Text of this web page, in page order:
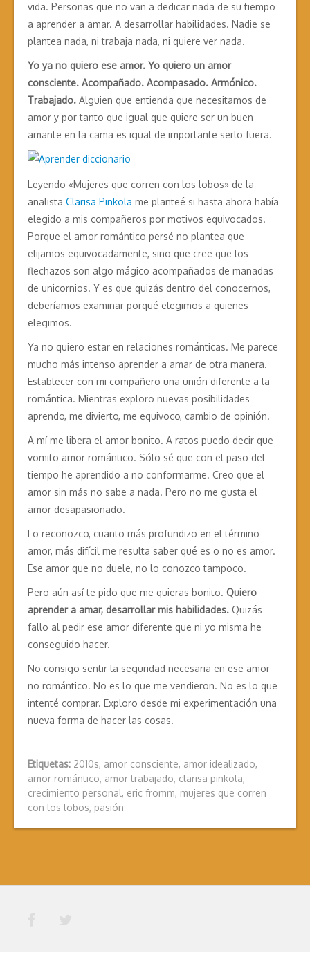
vida. Personas que no van a dedicar nada de su tiempo
a aprender a amar. A desarrollar habilidades. Nadie se
plantea nada, ni trabaja nada, ni quiere ver nada.
Yo ya no quiero ese amor. Yo quiero un amor
consciente. Acompañado. Acompasado. Armónico.
Trabajado. Alguien que entienda que necesitamos de
amor y por tanto que igual que quiere ser un buen
amante en la cama es igual de importante serlo fuera.
Leyendo «Mujeres que corren con los lobos» de la
analista Clarisa Pinkola me planteé si hasta ahora había
elegido a mis compañeros por motivos equivocados.
Porque el amor romántico persé no plantea que
elijamos equivocadamente, sino que cree que los
flechazos son algo mágico acompañados de manadas
de unicornios. Y es que quizás dentro del conocernos,
deberíamos examinar porqué elegimos a quienes
elegimos.
Ya no quiero estar en relaciones románticas. Me parece
mucho más intenso aprender a amar de otra manera.
Establecer con mi compañero una unión diferente a la
romántica. Mientras exploro nuevas posibilidades
aprendo, me divierto, me equivoco, cambio de opinión.
A mí me libera el amor bonito. A ratos puedo decir que
vomito amor romántico. Sólo sé que con el paso del
tiempo he aprendido a no conformarme. Creo que el
amor sin más no sabe a nada. Pero no me gusta el
amor desapasionado.
Lo reconozco, cuanto más profundizo en el término
amor, más difícil me resulta saber qué es o no es amor.
Ese amor que no duele, no lo conozco tampoco.
Pero aún así te pido que me quieras bonito. Quiero
aprender a amar, desarrollar mis habilidades. Quizás
fallo al pedir ese amor diferente que ni yo misma he
conseguido hacer.
No consigo sentir la seguridad necesaria en ese amor
no romántico. No es lo que me vendieron. No es lo que
intenté comprar. Exploro desde mi experimentación una
nueva forma de hacer las cosas.
Etiquetas: 2010s, amor consciente, amor idealizado,
amor romántico, amor trabajado, clarisa pinkola,
crecimiento personal, eric fromm, mujeres que corren
con los lobos, pasión